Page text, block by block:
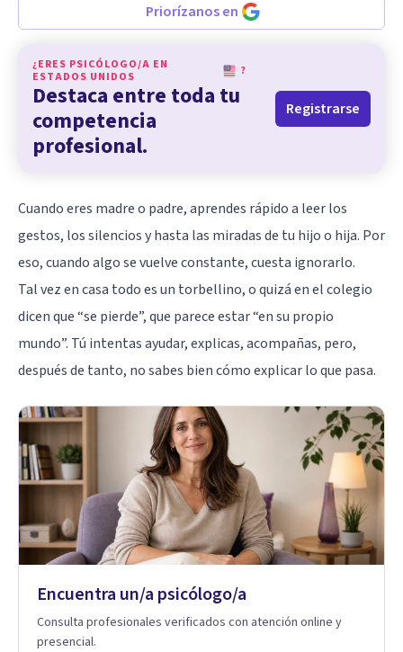
Priorízanos en
¿ERES PSICÓLOGO/A EN
ESTADOS UNIDOS
?
Destaca entre toda tu
competencia
profesional.
Registrarse
Cuando eres madre o padre, aprendes rápido a leer los
gestos, los silencios y hasta las miradas de tu hijo o hija. Por
eso, cuando algo se vuelve constante, cuesta ignorarlo.
Tal vez en casa todo es un torbellino, o quizá en el colegio
dicen que “se pierde”, que parece estar “en su propio
mundo”. Tú intentas ayudar, explicas, acompañas, pero,
después de tanto, no sabes bien cómo explicar lo que pasa.
Encuentra un/a psicólogo/a
Consulta profesionales verificados con atención online y
presencial.